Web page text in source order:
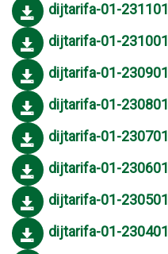
dijtarifa-01-231101
dijtarifa-01-231001
dijtarifa-01-230901
dijtarifa-01-230801
dijtarifa-01-230701
dijtarifa-01-230601
dijtarifa-01-230501
dijtarifa-01-230401